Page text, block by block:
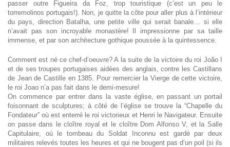
passer outre Figueira da Foz, trop touristique (c’est un peu le
torremolinos portugais!). Non, je quitte la côte pour aller plus à l’intérieur
du pays, direction Batalha, une petite ville qui serait banale… si elle
n’avait pas son incroyable monastère! Il impressionne par sa taille
immense, et par son architecture gothique poussée à la quintessence.
Comment est né ce chef-d’oeuvre? A la suite de la victoire du roi João I
et de ses troupes portugaises aidées des anglais, contre les Castillans
de Jean de Castille en 1385. Pour remercier la Vierge de cette victoire,
le roi Joao n’a pas fait dans le demi-mesure!
On commence par entrer dans la vaste église, en passant un portail
foisonnant de sculptures; à côté de l’église se trouve la “Chapelle du
Fondateur” où est enterré le roi victorieux et Henri le Navigateur. Ensuite
on passe dans le cloître royal et le cloître Dom Alfonso V, et la Salle
Capitulaire, où le tombeau du Soldat Inconnu est gardé par deux
militaires relevés toutes les heures et qui ne bougent pas d’un poil (si ils